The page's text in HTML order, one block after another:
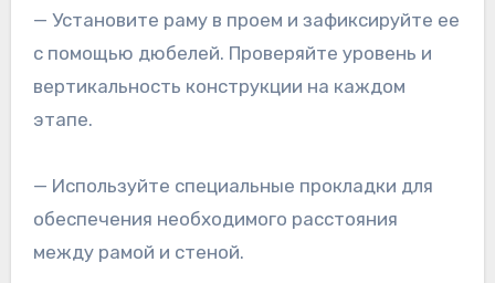
— Установите раму в проем и зафиксируйте ее
с помощью дюбелей. Проверяйте уровень и
вертикальность конструкции на каждом
этапе.
— Используйте специальные прокладки для
обеспечения необходимого расстояния
между рамой и стеной.